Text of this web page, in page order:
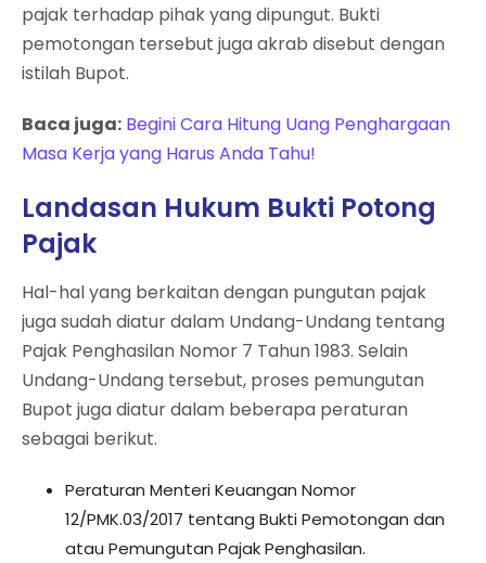
pajak terhadap pihak yang dipungut. Bukti
pemotongan tersebut juga akrab disebut dengan
istilah Bupot.
Baca juga: Begini Cara Hitung Uang Penghargaan
Masa Kerja yang Harus Anda Tahu!
Landasan Hukum Bukti Potong
Pajak
Hal-hal yang berkaitan dengan pungutan pajak
juga sudah diatur dalam Undang-Undang tentang
Pajak Penghasilan Nomor 7 Tahun 1983. Selain
Undang-Undang tersebut, proses pemungutan
Bupot juga diatur dalam beberapa peraturan
sebagai berikut.
Peraturan Menteri Keuangan Nomor
12/PMK.03/2017 tentang Bukti Pemotongan dan
atau Pemungutan Pajak Penghasilan.